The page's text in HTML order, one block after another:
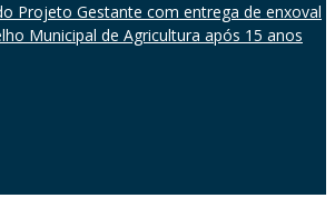
Projeto Gestante com entrega de enxoval
Municipal de Agricultura após 15 anos